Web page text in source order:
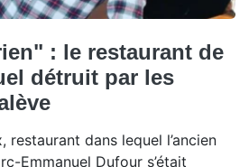
: le restaurant de
détruit par les
restaurant dans lequel l’ancien
Emmanuel Dufour s’était